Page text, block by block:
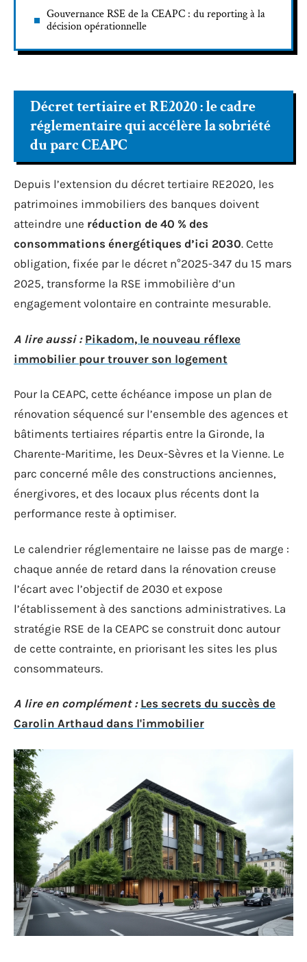
Gouvernance RSE de la CEAPC : du reporting à la
décision opérationnelle
Décret tertiaire et RE2020 : le cadre
réglementaire qui accélère la sobriété
du parc CEAPC
Depuis l’extension du décret tertiaire RE2020, les
patrimoines immobiliers des banques doivent
atteindre une réduction de 40 % des
consommations énergétiques d’ici 2030. Cette
obligation, fixée par le décret n°2025-347 du 15 mars
2025, transforme la RSE immobilière d’un
engagement volontaire en contrainte mesurable.
A lire aussi : Pikadom, le nouveau réflexe
immobilier pour trouver son logement
Pour la CEAPC, cette échéance impose un plan de
rénovation séquencé sur l’ensemble des agences et
bâtiments tertiaires répartis entre la Gironde, la
Charente-Maritime, les Deux-Sèvres et la Vienne. Le
parc concerné mêle des constructions anciennes,
énergivores, et des locaux plus récents dont la
performance reste à optimiser.
Le calendrier réglementaire ne laisse pas de marge :
chaque année de retard dans la rénovation creuse
l’écart avec l’objectif de 2030 et expose
l’établissement à des sanctions administratives. La
stratégie RSE de la CEAPC se construit donc autour
de cette contrainte, en priorisant les sites les plus
consommateurs.
A lire en complément : Les secrets du succès de
Carolin Arthaud dans l'immobilier